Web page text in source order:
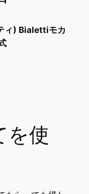
ィ) Bialettiモカ
を使